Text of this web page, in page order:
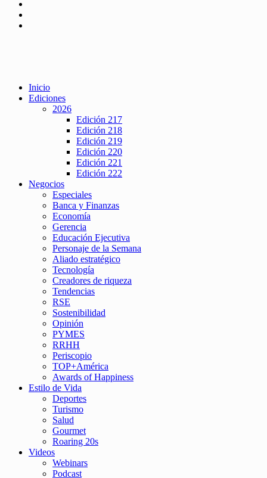
Inicio
Ediciones
2026
Edición 217
Edición 218
Edición 219
Edición 220
Edición 221
Edición 222
Negocios
Especiales
Banca y Finanzas
Economía
Gerencia
Educación Ejecutiva
Personaje de la Semana
Aliado estratégico
Tecnología
Creadores de riqueza
Tendencias
RSE
Sostenibilidad
Opinión
PYMES
RRHH
Periscopio
TOP+América
Awards of Happiness
Estilo de Vida
Deportes
Turismo
Salud
Gourmet
Roaring 20s
Videos
Webinars
Podcast